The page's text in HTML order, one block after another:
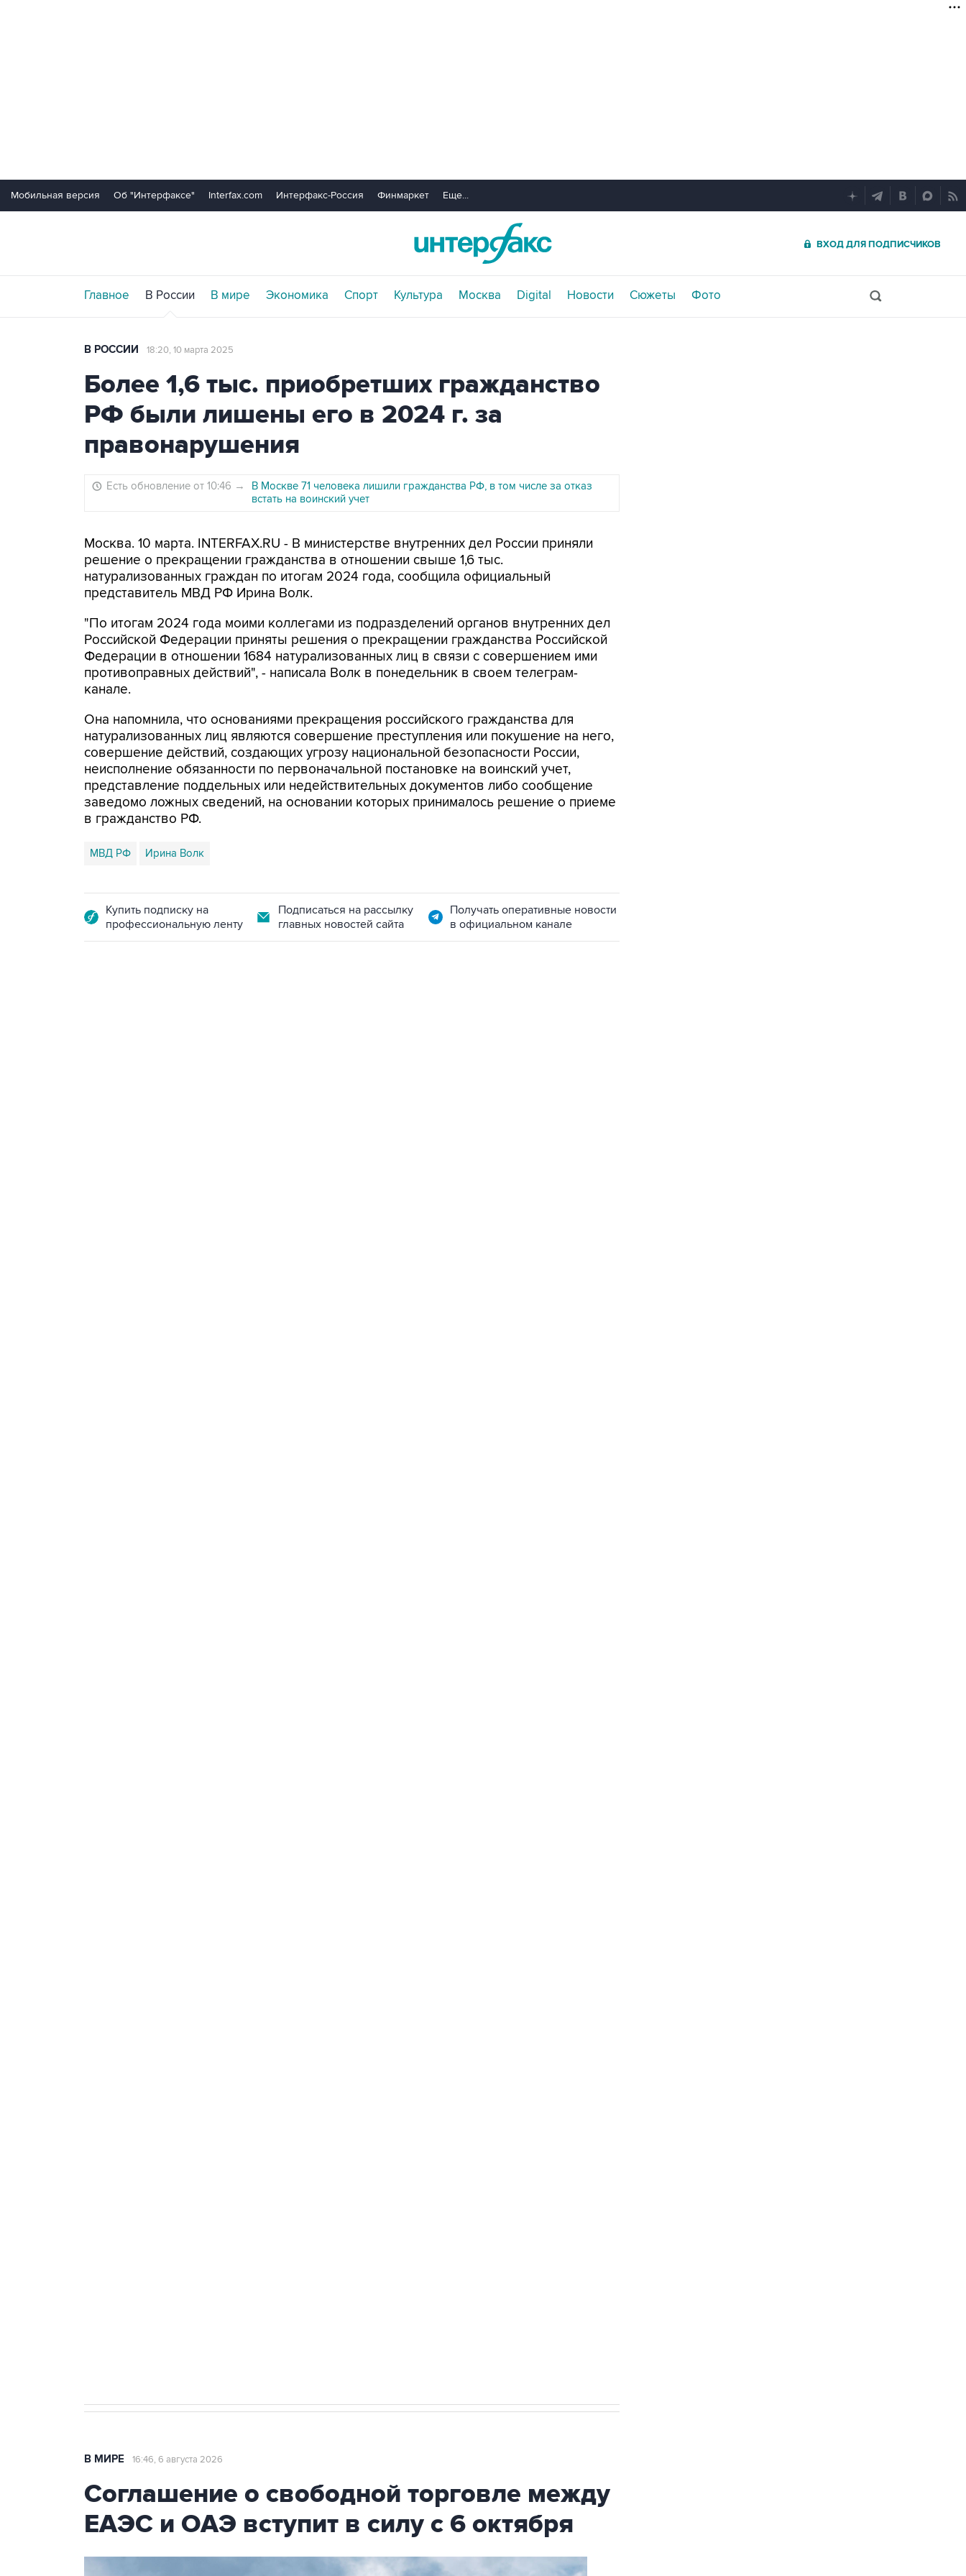
Мобильная версия Об "Интерфаксе" Interfax.com Интерфакс-Россия Финмаркет Еще...
ВХОД ДЛЯ ПОДПИСЧИКОВ
Главное В России В мире Экономика Спорт Культура Москва Digital Новости Сюжеты Фото
В РОССИИ 18:20, 10 марта 2025
Более 1,6 тыс. приобретших гражданство
РФ были лишены его в 2024 г. за
правонарушения
Есть обновление от 10:46 →
В Москве 71 человека лишили гражданства РФ, в том числе за отказ
встать на воинский учет
Москва. 10 марта. INTERFAX.RU - В министерстве внутренних дел России приняли
решение о прекращении гражданства в отношении свыше 1,6 тыс.
натурализованных граждан по итогам 2024 года, сообщила официальный
представитель МВД РФ Ирина Волк.
"По итогам 2024 года моими коллегами из подразделений органов внутренних дел
Российской Федерации приняты решения о прекращении гражданства Российской
Федерации в отношении 1684 натурализованных лиц в связи с совершением ими
противоправных действий", - написала Волк в понедельник в своем телеграм-
канале.
Она напомнила, что основаниями прекращения российского гражданства для
натурализованных лиц являются совершение преступления или покушение на него,
совершение действий, создающих угрозу национальной безопасности России,
неисполнение обязанности по первоначальной постановке на воинский учет,
представление поддельных или недействительных документов либо сообщение
заведомо ложных сведений, на основании которых принималось решение о приеме
в гражданство РФ.
МВД РФ Ирина Волк
Купить подписку на
профессиональную ленту
Подписаться на рассылку
главных новостей сайта
Получать оперативные новости
в официальном канале
В МИРЕ 16:46, 6 августа 2026
Соглашение о свободной торговле между
ЕАЭС и ОАЭ вступит в силу с 6 октября